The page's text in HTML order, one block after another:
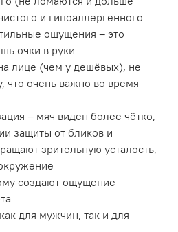
и гипоаллергенного
ощущения – это
очки в руки
лице (чем у дешёвых), не
что очень важно во время
– мяч виден более чётко,
защиты от бликов и
зрительную усталость,
создают ощущение
для мужчин, так и для